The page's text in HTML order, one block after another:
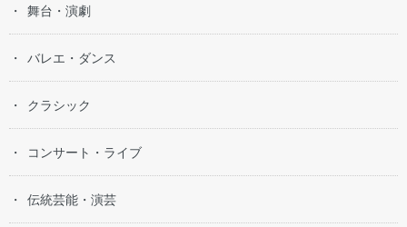
舞台・演劇
バレエ・ダンス
クラシック
コンサート・ライブ
伝統芸能・演芸